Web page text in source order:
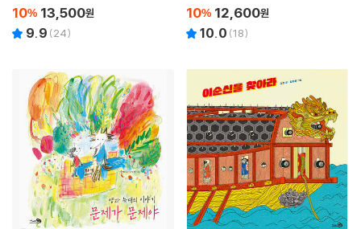
10% 13,500원
9.9 (24)
10% 12,600원
10.0 (18)